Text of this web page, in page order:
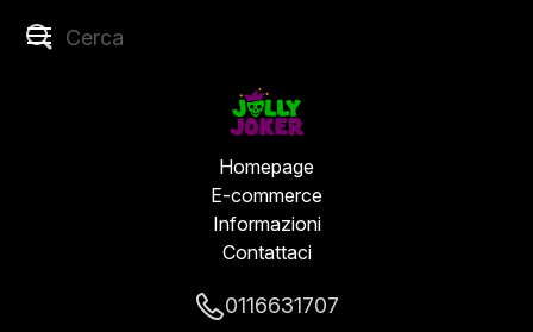
Homepage
E-commerce
Informazioni
Contattaci
0116631707